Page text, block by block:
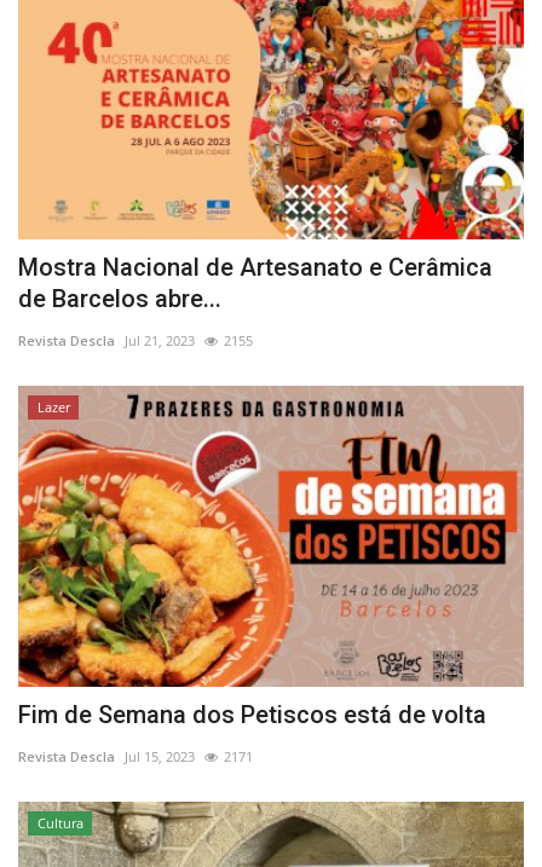
Mostra Nacional de Artesanato e Cerâmica
de Barcelos abre...
Revista Descla Jul 21, 2023 2155
Lazer
Fim de Semana dos Petiscos está de volta
Revista Descla Jul 15, 2023 2171
Cultura